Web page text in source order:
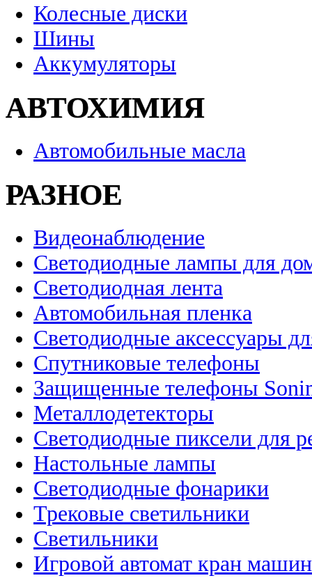
Колесные диски
Шины
Аккумуляторы
АВТОХИМИЯ
Автомобильные масла
РАЗНОЕ
Видеонаблюдение
Светодиодные лампы для
Светодиодная лента
Автомобильная пленка
Светодиодные аксессуары
Спутниковые телефоны
Защищенные телефоны
Металлодетекторы
Светодиодные пиксели для
Настольные лампы
Светодиодные фонарики
Трековые светильники
Светильники
Игровой автомат кран